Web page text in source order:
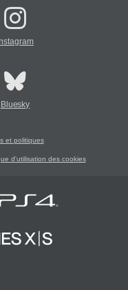
Bluesky
et politiques
d'utilisation des cookies